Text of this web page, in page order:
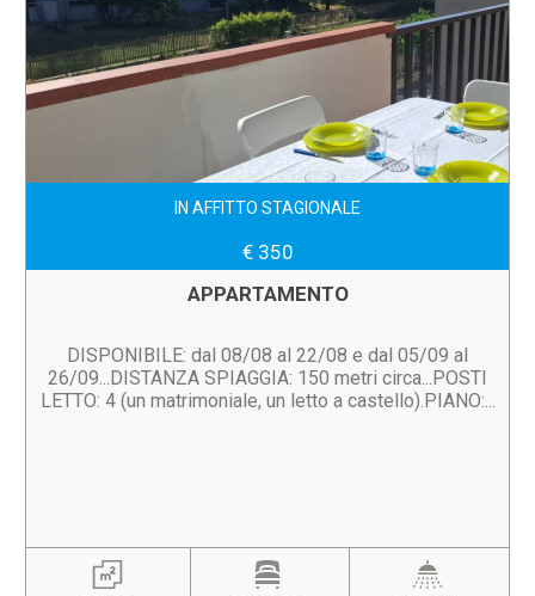
IN AFFITTO STAGIONALE
€ 350
APPARTAMENTO
DISPONIBILE: dal 08/08 al 22/08 e dal 05/09 al
26/09...DISTANZA SPIAGGIA: 150 metri circa...POSTI
LETTO: 4 (un matrimoniale, un letto a castello).PIANO:...